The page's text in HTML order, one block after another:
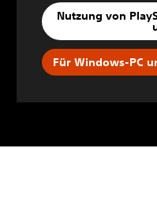
Nutzung von
Für Windows-PC